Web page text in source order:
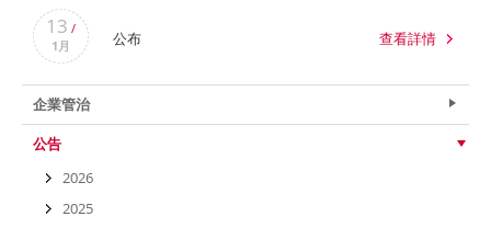
13 /
1月
公布 查看詳情
企業管治
公告
2026
2025